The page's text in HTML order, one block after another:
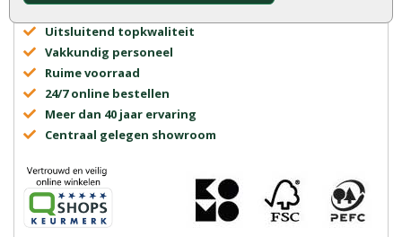
Uitsluitend topkwaliteit
Vakkundig personeel
Ruime voorraad
24/7 online bestellen
Meer dan 40 jaar ervaring
Centraal gelegen showroom